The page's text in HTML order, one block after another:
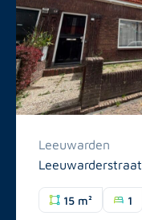
Leeuwarden
Leeuwarderstraat
15 m² 1